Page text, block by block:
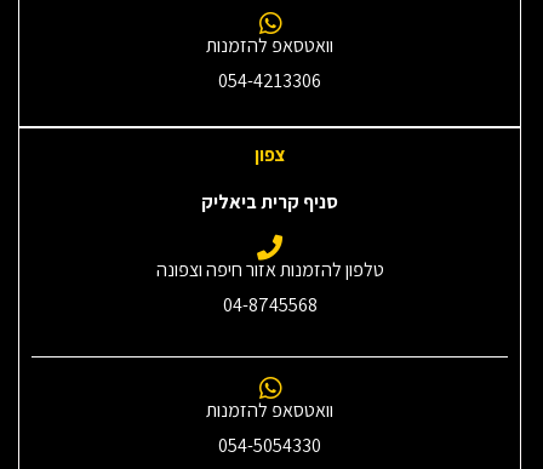
וואטסאפ להזמנות
054-4213306
צפון
סניף קרית ביאליק
טלפון להזמנות אזור חיפה וצפונה
04-8745568
וואטסאפ להזמנות
054-5054330